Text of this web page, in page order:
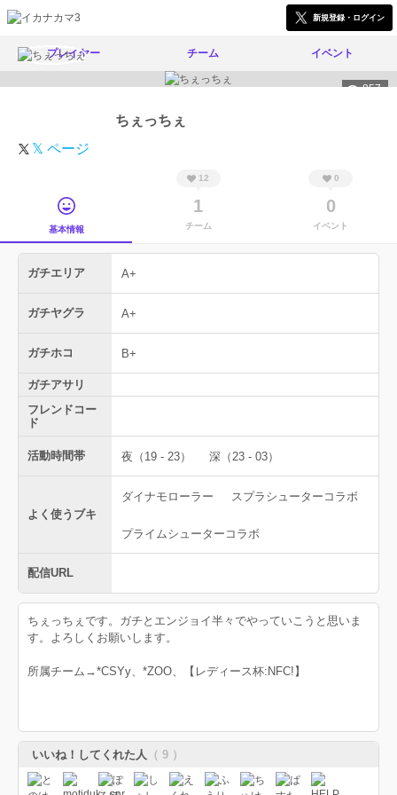
新規登録・ログイン
プレイヤー チーム イベント
857
ちぇっちぇ
𝕏 ページ
基本情報
12
1
チーム
0
0
イベント
ガチエリア A+
ガチヤグラ A+
ガチホコ B+
ガチアサリ
フレンドコー
ド
活動時間帯 夜（19 - 23） 深（23 - 03）
よく使うブキ
ダイナモローラー スプラシューターコラボ
プライムシューターコラボ
配信URL
ちぇっちぇです。ガチとエンジョイ半々でやっていこうと思いま
す。よろしくお願いします。
所属チーム→*CSYy、*ZOO、【レディース杯:NFC!】
いいね！してくれた人 （ 9 ）